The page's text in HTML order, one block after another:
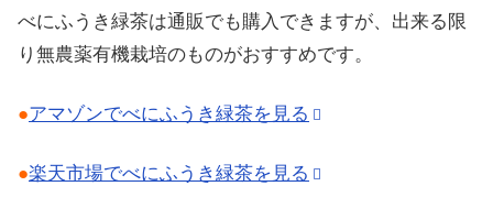
べにふうき緑茶は通販でも購入できますが、出来る限
り無農薬有機栽培のものがおすすめです。
●アマゾンでべにふうき緑茶を見る
●楽天市場でべにふうき緑茶を見る